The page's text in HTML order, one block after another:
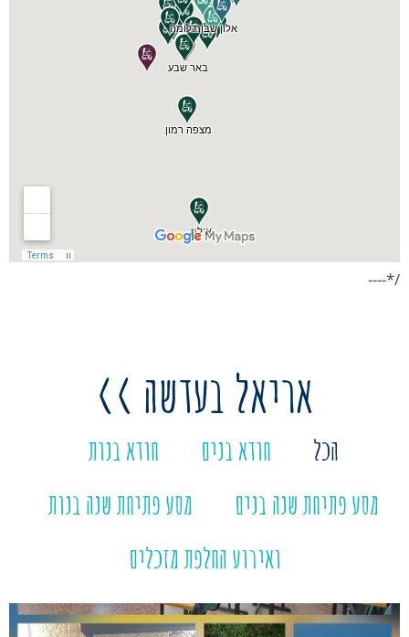
/*----
אריאל בעדשה >>
הכל חודא בנים
חודא בנות
מסע פתיחת שנה בנים
מסע פתיחת שנה בנות
ואירוע החלפת מזכלים